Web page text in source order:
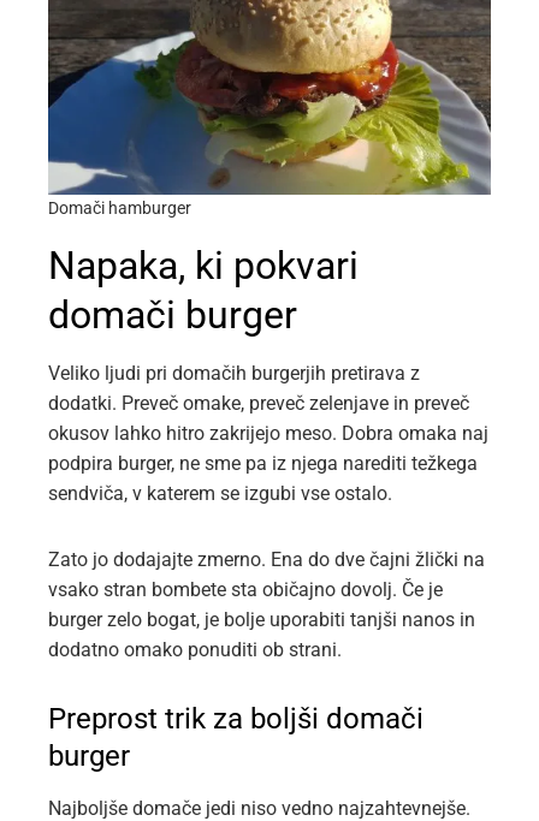
Domači hamburger
Napaka, ki pokvari
domači burger
Veliko ljudi pri domačih burgerjih pretirava z
dodatki. Preveč omake, preveč zelenjave in preveč
okusov lahko hitro zakrijejo meso. Dobra omaka naj
podpira burger, ne sme pa iz njega narediti težkega
sendviča, v katerem se izgubi vse ostalo.
Zato jo dodajajte zmerno. Ena do dve čajni žlički na
vsako stran bombete sta običajno dovolj. Če je
burger zelo bogat, je bolje uporabiti tanjši nanos in
dodatno omako ponuditi ob strani.
Preprost trik za boljši domači
burger
Najboljše domače jedi niso vedno najzahtevnejše.